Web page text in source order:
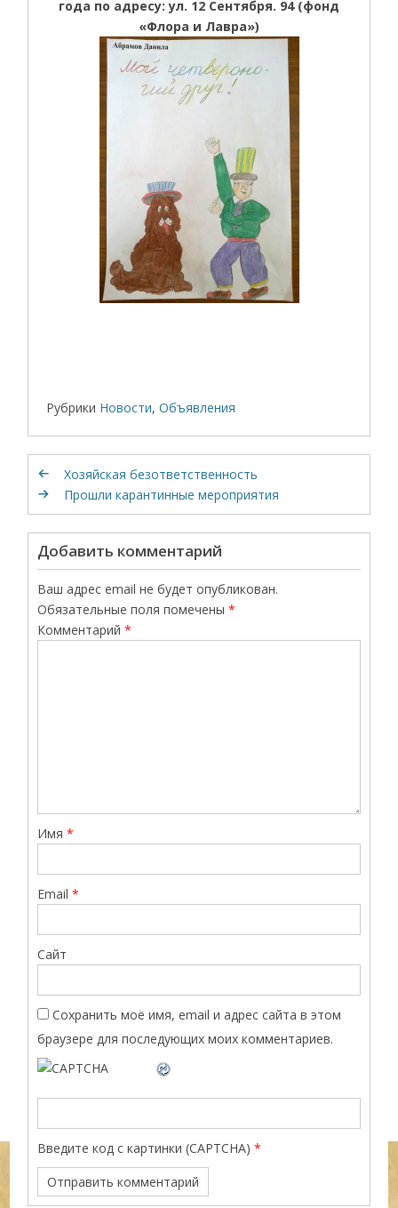
года по адресу: ул. 12 Сентября. 94 (фонд
«Флора и Лавра»)
Рубрики Новости,Объявления
Хозяйская безответственность
Прошли карантинные мероприятия
Добавить комментарий
Ваш адрес email не будет опубликован.
Обязательные поля помечены*
Комментарий*
Имя*
Email*
Сайт
Сохранить моё имя, email и адрес сайта в этом
браузере для последующих моих комментариев.
Введите код с картинки (CAPTCHA) *